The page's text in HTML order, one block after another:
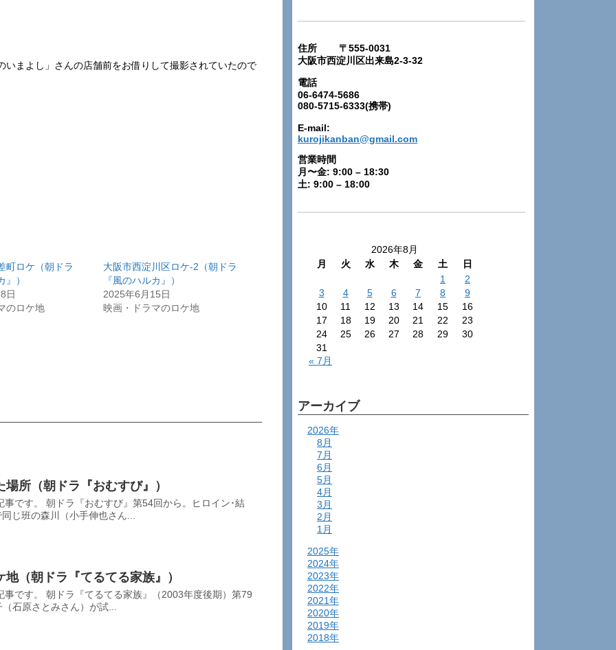
いまよし」さんの店舗前をお借りして撮影されていたので
町ロケ（朝ドラ
』）
日
のロケ地
大阪市西淀川区ロケ-2（朝ドラ
『風のハルカ』）
2025年6月15日
映画・ドラマのロケ地
所（朝ドラ『おむすび』）
事です。 朝ドラ『おむすび』第54回から。ヒロイン･結
じ班の森川（小手伸也さん...
地（朝ドラ『てるてる家族』）
事です。 朝ドラ『てるてる家族』（2003年度後期）第79
石原さとみさん）が試...
住所 〒555-0031
大阪市西淀川区出来島2-3-32
電話
06-6474-5686
080-5715-6333(携帯)
E-mail:
kurojikanban@gmail.com
営業時間
月〜金: 9:00 – 18:30
土: 9:00 – 18:00
2026年8月
月
火 水 木 金 土
日
1
2
3
4 5 6 7 8
9
10
11 12 13 14 15
16
17
18 19 20 21 22
23
24
25 26 27 28 29
30
31
« 7月
アーカイブ
2026年
8月
7月
6月
5月
4月
3月
2月
1月
2025年
2024年
2023年
2022年
2021年
2020年
2019年
2018年